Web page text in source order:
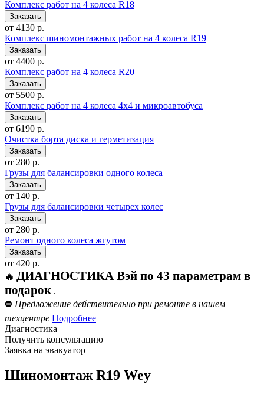
Комплекс работ на 4 колеса R18
от 4130 р.
Комплекс шиномонтажных работ на 4 колеса R19
от 4400 р.
Комплекс работ на 4 колеса R20
от 5500 р.
Комплекс работ на 4 колеса 4x4 и микроавтобуса
от 6190 р.
Очистка борта диска и герметизация
от 280 р.
Грузы для балансировки одного колеса
от 140 р.
Грузы для балансировки четырех колес
от 280 р.
Ремонт одного колеса жгутом
от 420 р.
🔥 ДИАГНОСТИКА Вэй по 43 параметрам в
подарок .
⛔ Предложение действительно при ремонте в нашем
техцентре Подробнее
Диагностика
Получить консультацию
Заявка на эвакуатор
Шиномонтаж R19 Wey